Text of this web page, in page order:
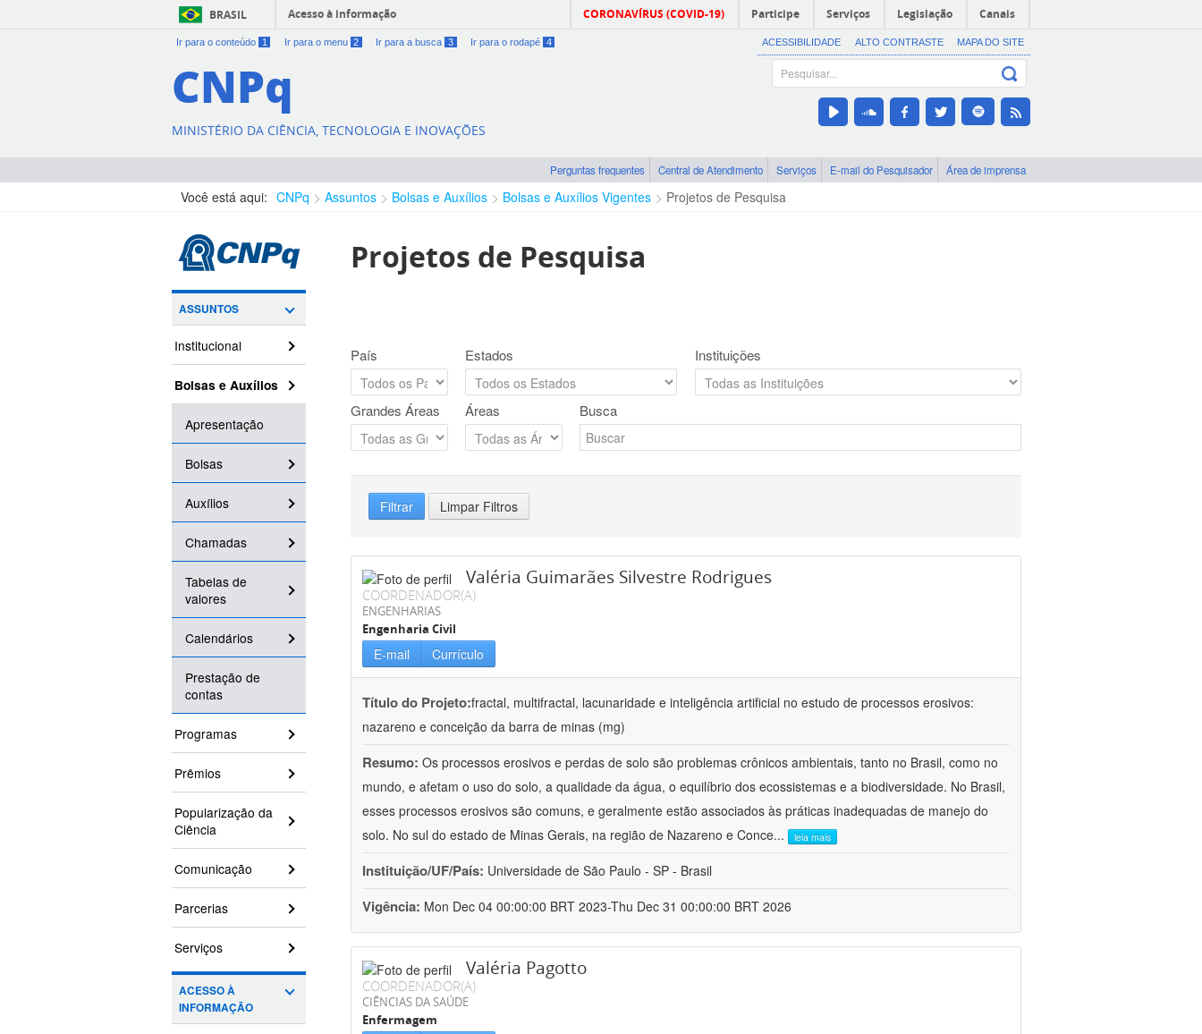
BRASIL Acesso à informação CORONAVÍRUS (COVID-19) Participe Serviços Legislação Canais
Ir para o conteúdo 1 Ir para o menu 2 Ir para a busca 3 Ir para o rodapé 4 ACESSIBILIDADE ALTO CONTRASTE MAPA DO SITE
CNPq
MINISTÉRIO DA CIÊNCIA, TECNOLOGIA E INOVAÇÕES
Perguntas frequentes Central de Atendimento Serviços E-mail do Pesquisador Área de imprensa
Você está aqui: CNPq Assuntos Bolsas e Auxílios Bolsas e Auxílios Vigentes Projetos de Pesquisa
ASSUNTOS
Institucional
Bolsas e Auxílios
Apresentação
Bolsas
Auxílios
Chamadas
Tabelas de
valores
Calendários
Prestação de
contas
Programas
Prêmios
Popularização da
Ciência
Comunicação
Parcerias
Serviços
ACESSO À
INFORMAÇÃO
Projetos de Pesquisa
País Estados Instituições
Grandes Áreas Áreas Busca
Filtrar Limpar Filtros
Valéria Guimarães Silvestre Rodrigues
COORDENADOR(A)
ENGENHARIAS
Engenharia Civil
E-mail Currículo
Título do Projeto:fractal, multifractal, lacunaridade e inteligência artificial no estudo de processos erosivos:
nazareno e conceição da barra de minas (mg)
Resumo: Os processos erosivos e perdas de solo são problemas crônicos ambientais, tanto no Brasil, como no
mundo, e afetam o uso do solo, a qualidade da água, o equilíbrio dos ecossistemas e a biodiversidade. No Brasil,
esses processos erosivos são comuns, e geralmente estão associados às práticas inadequadas de manejo do
solo. No sul do estado de Minas Gerais, na região de Nazareno e Conce... leia mais
Instituição/UF/País: Universidade de São Paulo - SP - Brasil
Vigência: Mon Dec 04 00:00:00 BRT 2023-Thu Dec 31 00:00:00 BRT 2026
Valéria Pagotto
COORDENADOR(A)
CIÊNCIAS DA SAÚDE
Enfermagem